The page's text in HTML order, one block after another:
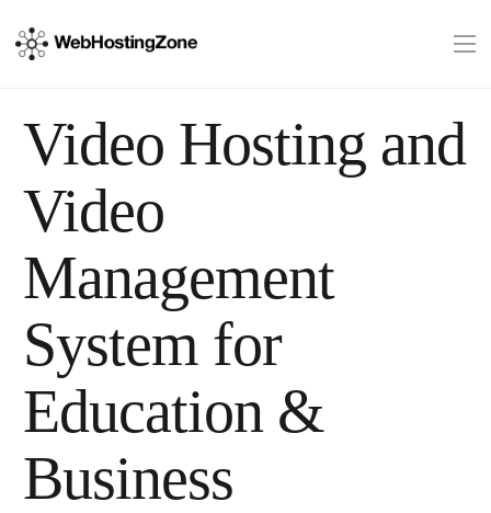
Video Hosting and
Video
Management
System for
Education &
Business